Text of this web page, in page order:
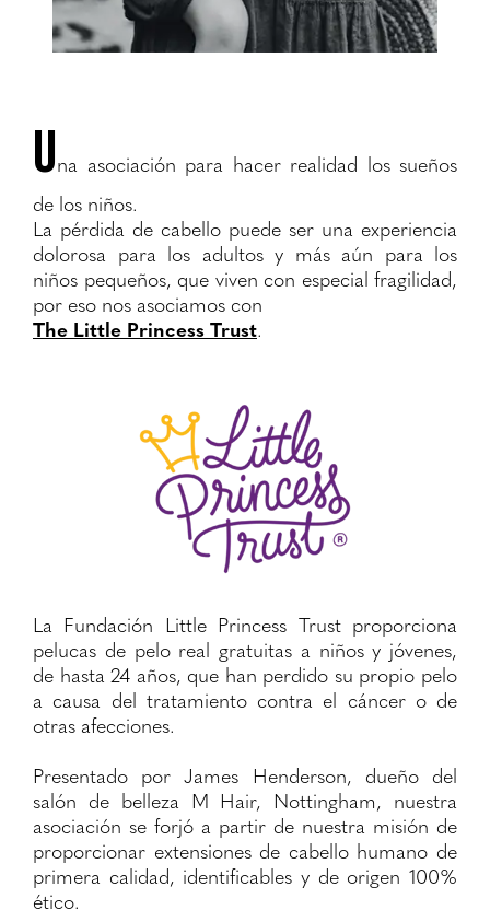
Una asociación para hacer realidad los sueños
de los niños.
La pérdida de cabello puede ser una experiencia
dolorosa para los adultos y más aún para los
niños pequeños, que viven con especial fragilidad,
por eso nos asociamos con
The Little Princess Trust.
La Fundación Little Princess Trust proporciona
pelucas de pelo real gratuitas a niños y jóvenes,
de hasta 24 años, que han perdido su propio pelo
a causa del tratamiento contra el cáncer o de
otras afecciones.
Presentado por James Henderson, dueño del
salón de belleza M Hair, Nottingham, nuestra
asociación se forjó a partir de nuestra misión de
proporcionar extensiones de cabello humano de
primera calidad, identificables y de origen 100%
ético.